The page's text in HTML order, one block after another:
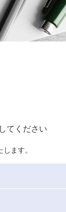
てください
ます。